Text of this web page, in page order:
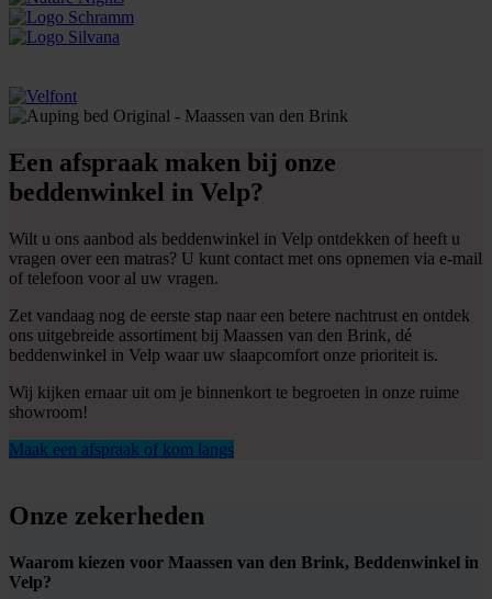
Een afspraak maken bij onze
beddenwinkel in Velp?
Wilt u ons aanbod als beddenwinkel in Velp ontdekken of heeft u
vragen over een matras? U kunt contact met ons opnemen via e-mail
of telefoon voor al uw vragen.
Zet vandaag nog de eerste stap naar een betere nachtrust en ontdek
ons uitgebreide assortiment bij Maassen van den Brink, dé
beddenwinkel in Velp waar uw slaapcomfort onze prioriteit is.
Wij kijken ernaar uit om je binnenkort te begroeten in onze ruime
showroom!
Maak een afspraak of kom langs
Onze zekerheden
Waarom kiezen voor Maassen van den Brink, Beddenwinkel in
Velp?